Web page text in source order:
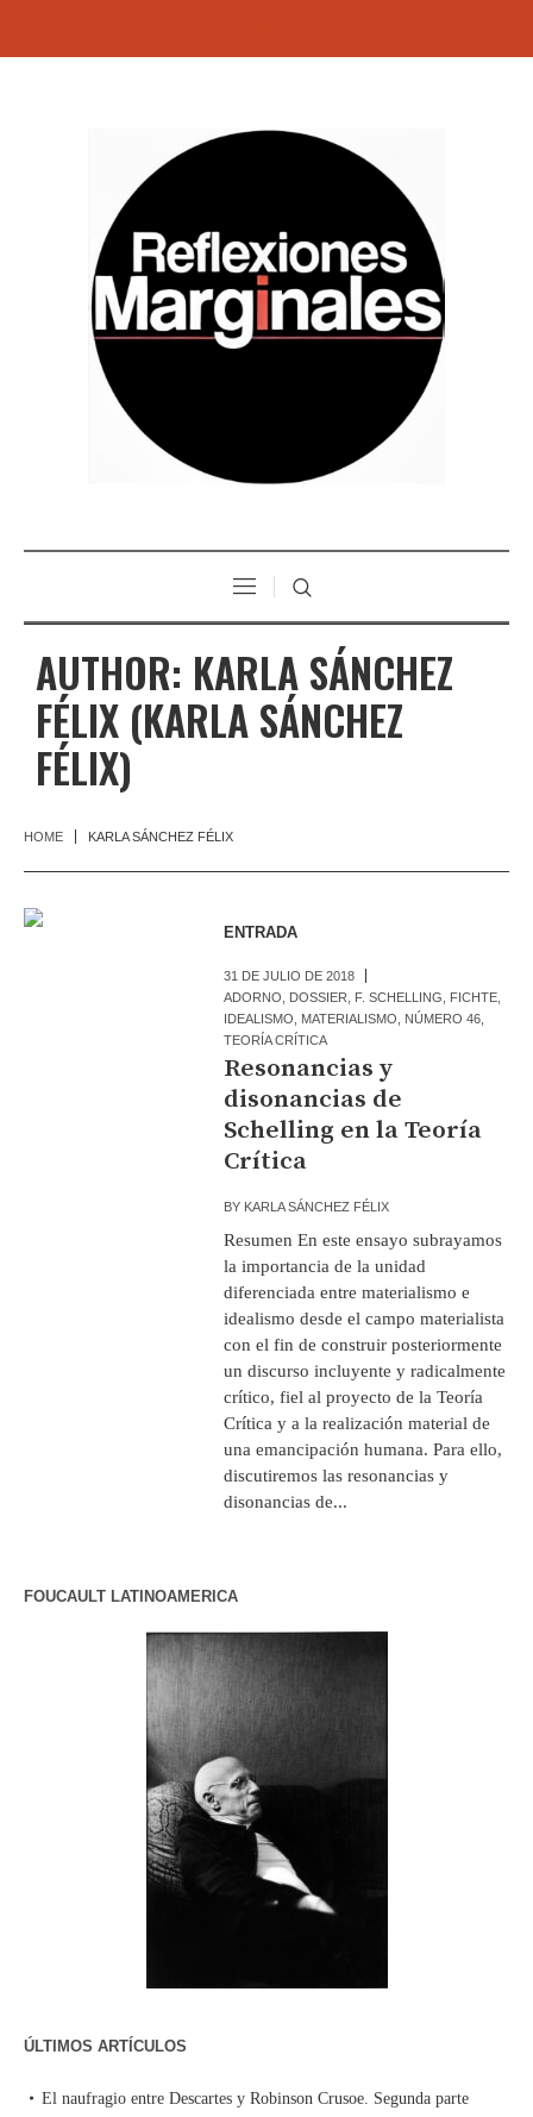
AUTHOR: KARLA SÁNCHEZ
FÉLIX (KARLA SÁNCHEZ
FÉLIX)
HOME KARLA SÁNCHEZ FÉLIX
ENTRADA
31 DE JULIO DE 2018
ADORNO
DOSSIER F. SCHELLING FICHTE
IDEALISMO
MATERIALISMO NÚMERO 46
TEORÍA CRÍTICA
Resonancias y
disonancias de
Schelling en la Teoría
Crítica
BY KARLA SÁNCHEZ FÉLIX
Resumen En este ensayo subrayamos
la importancia de la unidad
diferenciada entre materialismo e
idealismo desde el campo materialista
con el fin de construir posteriormente
un discurso incluyente y radicalmente
crítico, fiel al proyecto de la Teoría
Crítica y a la realización material de
una emancipación humana. Para ello,
discutiremos las resonancias y
disonancias de...
FOUCAULT LATINOAMERICA
ÚLTIMOS ARTÍCULOS
El naufragio entre Descartes y Robinson Crusoe. Segunda parte